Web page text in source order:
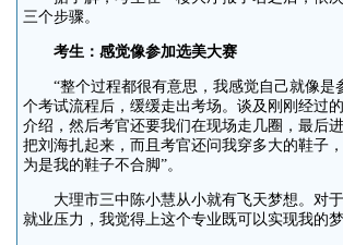
三个步骤。
考生：感觉像参加选美大赛
“整个过程都很有意思，我感觉自己就像是
个考试流程后，缓缓走出考场。谈及刚刚经过
介绍，然后考官还要我们在现场走几圈，最后
把刘海扎起来，而且考官还问我穿多大的鞋子
为是我的鞋子不合脚”。
大理市三中陈小慧从小就有飞天梦想。对于
就业压力，我觉得上这个专业既可以实现我的